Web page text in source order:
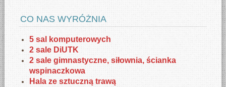
CO NAS WYRÓŻNIA
5 sal komputerowych
2 sale DiUTK
2 sale gimnastyczne, siłownia, ścianka
wspinaczkowa
Hala ze sztuczną trawą